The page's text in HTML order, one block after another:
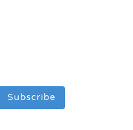
Subscribe